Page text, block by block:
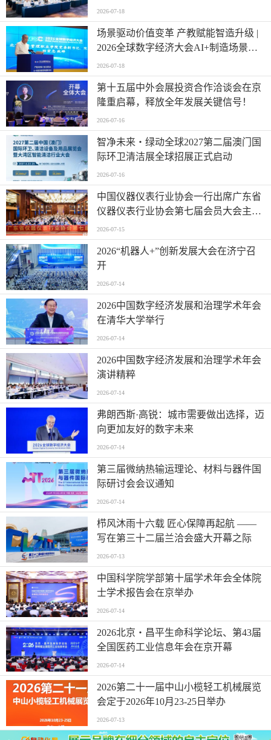
成功举办
2026-07-18
场景驱动价值变革 产教赋能智造升级 |
2026全球数字经济大会AI+制造场景落
地国际论坛成功举办
2026-07-18
第十五届中外会展投资合作洽谈会在京
隆重启幕，释放全年发展关键信号！
2026-07-16
智净未来・绿动全球2027第二届澳门国
际环卫清洁展全球招展正式启动
2026-07-16
中国仪器仪表行业协会一行出席广东省
仪器仪表行业协会第七届会员大会主题
活动并进行走访交流
2026-07-15
2026“机器人+”创新发展大会在济宁召
开
2026-07-14
2026中国数字经济发展和治理学术年会
在清华大学举行
2026-07-14
2026中国数字经济发展和治理学术年会
演讲精粹
2026-07-14
弗朗西斯·高锐：城市需要做出选择，迈
向更加友好的数字未来
2026-07-14
第三届微纳热输运理论、材料与器件国
际研讨会会议通知
2026-07-14
栉风沐雨十六载 匠心保障再起航 ——
写在第三十二届兰洽会盛大开幕之际
2026-07-13
中国科学院学部第十届学术年会全体院
士学术报告会在京举办
2026-07-14
2026北京・昌平生命科学论坛、第43届
全国医药工业信息年会在京开幕
2026-07-14
2026第二十一届中山小榄轻工机械展览
会定于2026年10月23-25日举办
2026-07-13